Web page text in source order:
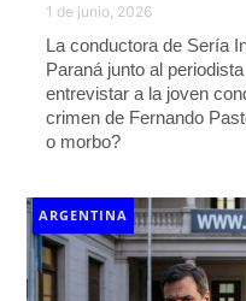
1 de junio, 2026
La conductora de Sería
Paraná junto al
entrevistar a la joven
crimen de Fernando
o morbo?
ARGENTINA